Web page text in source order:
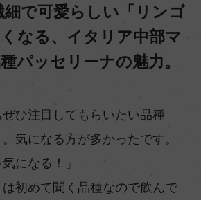
で可愛らしい「リンゴ
なる、イタリア中部マ
パッセリーナの魅力。
ひ注目してもらいたい品種
。気になる方が多かったです。
になる！」
は初めて聞く品種なので飲んで